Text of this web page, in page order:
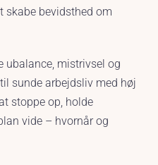
skabe bevidsthed om
ubalance, mistrivsel og
sunde arbejdsliv med høj
stoppe op, holde
vide – hvornår og